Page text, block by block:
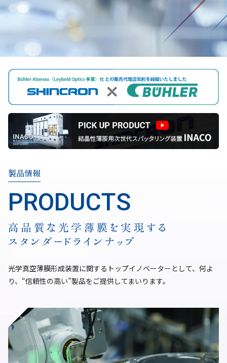
製品情報
光学真空薄膜形成装置に関するトップイノベーターとして、 何よ
り、“信頼性の高い”製品をご提供してまいります。